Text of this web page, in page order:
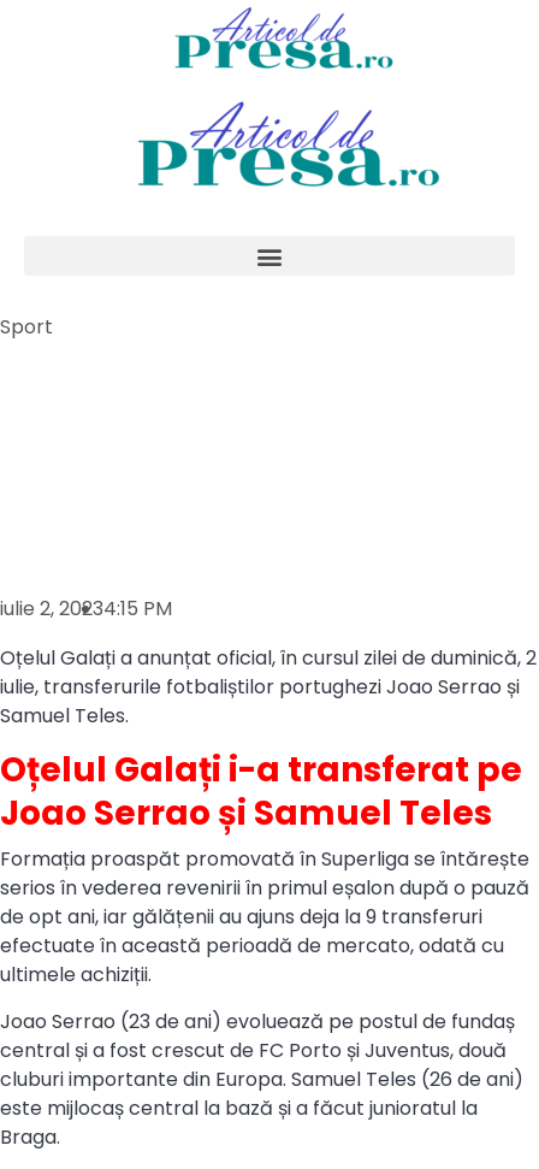
Sport
iulie 2, 20234:15 PM
Oțelul Galați a anunțat oficial, în cursul zilei de duminică, 2
iulie, transferurile fotbaliștilor portughezi Joao Serrao și
Samuel Teles.
Oțelul Galați i-a transferat pe
Joao Serrao și Samuel Teles
Formația proaspăt promovată în Superliga se întărește
serios în vederea revenirii în primul eșalon după o pauză
de opt ani, iar gălățenii au ajuns deja la 9 transferuri
efectuate în această perioadă de mercato, odată cu
ultimele achiziții.
Joao Serrao (23 de ani) evoluează pe postul de fundaș
central și a fost crescut de FC Porto și Juventus, două
cluburi importante din Europa. Samuel Teles (26 de ani)
este mijlocaș central la bază și a făcut junioratul la
Braga.